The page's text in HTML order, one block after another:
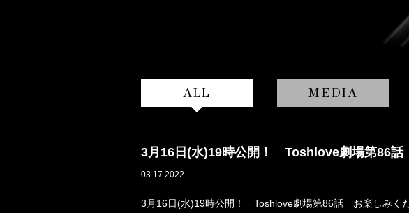
ALL MEDIA
3月16日(水)19時公開！ Toshlove劇場第86話
03.17.2022
3月16日(水)19時公開！ Toshlove劇場第86話 お楽しみくだ